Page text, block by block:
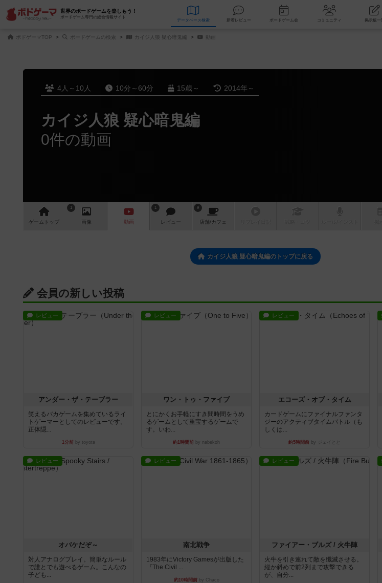
世界のボードゲームを楽しもう！
ボードゲーム専門の総合情報サイト
データベース 検索 新着レビュー ボードゲーム会 コミュニティ
ボドゲーマTOP ボードゲームの検索 カイジ人狼 疑心暗鬼編 動画
4人～10人 10分～60分 15歳～ 2014年～
カイジ人狼 疑心暗鬼編
0件の動画
ゲーム トップ
1
画像 動画
1
レビュー
9
店舗/カフェ
カイジ人狼 疑心暗鬼編のトップに戻る
会員の新しい投稿
レビュー
アンダー・ザ・テーブラー
笑えるバカゲームを集めているライ
トゲーマーとしてのレビューです。
正体隠...
1分前by toyota
レビュー
ワン・トゥ・ファイブ
とにかくお手軽にすき間時間をうめ
るゲームとして重宝するゲームで
す。いわ...
約1時間前 by nabekoh
レビュー
エコーズ・オブ・タイム
カードゲームにファイナルファンタ
ジーのアクティブタイムバトル（も
しくは...
約5時間前 by ジェイとと
レビュー
オバケだぞ～
対人アナログプレイ。簡単なルール
で誰とでも遊べるゲーム。こんなの
子ども...
レビュー
南北戦争
1983年にVictory Gamesが出版した
『The Civil ...
約10時間前by Chaco
レビュー
ファイアー・ブルズ / 火牛陣
火牛を引き連れて敵を殲滅させる。
縦か斜めで前2列まで攻撃できる
が、自分...